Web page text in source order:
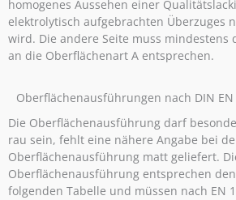
homogenes Aussehen einer
elektrolytisch aufgebrachten Überzuges
wird. Die andere Seite muss mindestens
an die Oberflächenart A entsprechen.
Oberflächenausführungen nach DIN EN
Die Oberflächenausführung darf
rau sein, fehlt eine nähere Angabe bei
Oberflächenausführung matt geliefert.
Oberflächenausführung entsprechen
folgenden Tabelle und müssen nach EN